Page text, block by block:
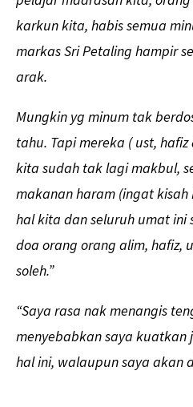
karkun kita, habis semua
markas Sri Petaling hampir
arak.
Mungkin yg minum tak
tahu. Tapi mereka ( ust,
kita sudah tak lagi makbul,
makanan haram (ingat kisah
hal kita dan seluruh umat
doa orang orang alim, hafiz,
soleh.”
“Saya rasa nak menangis
menyebabkan saya kuatkan
hal ini, walaupun saya akan